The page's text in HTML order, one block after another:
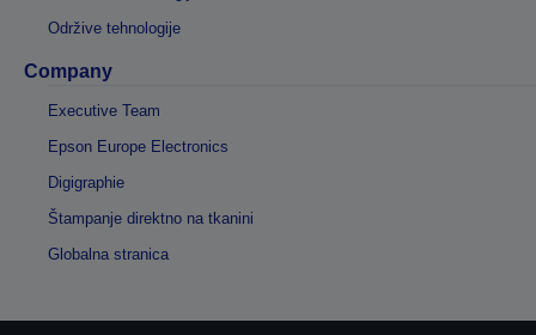
Održive tehnologije
Company
Executive Team
Epson Europe Electronics
Digigraphie
Štampanje direktno na tkanini
Globalna stranica